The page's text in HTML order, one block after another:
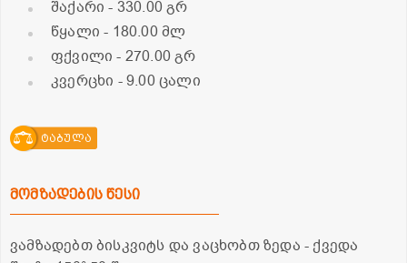
შაქარი- 330.00 გრ
წყალი- 180.00 მლ
ფქვილი- 270.00 გრ
კვერცხი - 9.00 ცალი
ტაბულა
მომზადების წესი
ვამზადებთ ბისკვიტს და ვაცხობთ ზედა - ქვედა